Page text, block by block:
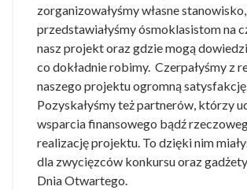
zorganizowałyśmy własne
przedstawiałyśmy ósmoklasistom na
nasz projekt oraz gdzie mogą
co dokładnie robimy. Czerpałyśmy z
naszego projektu ogromną
Pozyskałyśmy też partnerów, którzy
wsparcia finansowego bądź
realizację projektu. To dzięki nim
dla zwycięzców konkursu oraz
Dnia Otwartego.